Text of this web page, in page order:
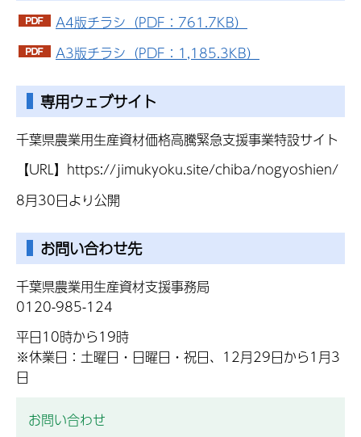
A4版チラシ（PDF：761.7KB）
A3版チラシ（PDF：1,185.3KB）
専用ウェブサイト
千葉県農業用生産資材価格高騰緊急支援事業特設サイト
【URL】https://jimukyoku.site/chiba/nogyoshien/
8月30日より公開
お問い合わせ先
千葉県農業用生産資材支援事務局
0120-985-124
平日10時から19時
※休業日：土曜日・日曜日・祝日、12月29日から1月3
日
お問い合わせ